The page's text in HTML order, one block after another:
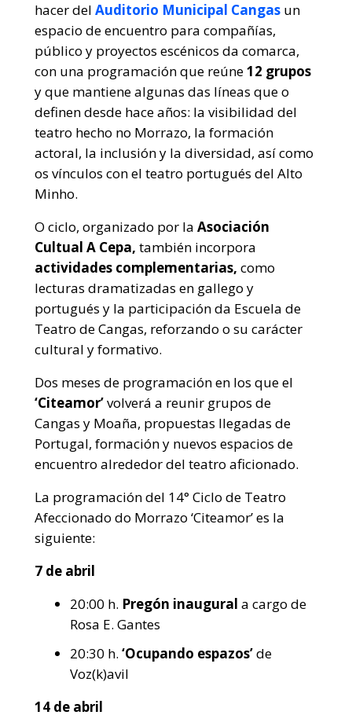
hacer del Auditorio Municipal Cangas un
espacio de encuentro para compañías,
público y proyectos escénicos da comarca,
con una programación que reúne12 grupos
y que mantiene algunas das líneas que o
definen desde hace años: la visibilidad del
teatro hecho no Morrazo, la formación
actoral, la inclusión y la diversidad, así como
os vínculos con el teatro portugués del Alto
Minho.
O ciclo, organizado por la Asociación
Cultual A Cepa, también incorpora
actividades complementarias, como
lecturas dramatizadas en gallego y
portugués y la participación da Escuela de
Teatro de Cangas, reforzando o su carácter
cultural y formativo.
Dos meses de programación en los que el
‘Citeamor’volverá a reunir grupos de
Cangas y Moaña, propuestas llegadas de
Portugal, formación y nuevos espacios de
encuentro alrededor del teatro aficionado.
La programación del 14° Ciclo de Teatro
Afeccionado do Morrazo ‘Citeamor’ es la
siguiente:
7 de abril
20:00 h. Pregón inaugural a cargo de
Rosa E. Gantes
20:30 h. ‘Ocupando espazos’de
Voz(k)avil
14 de abril